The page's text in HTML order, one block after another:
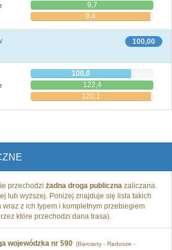
9,7
9,4
100,00
100,0
122,4
120,1
przechodzi żadna droga publiczna zaliczana
lub wyższej. Poniżej znajduje się lista takich
wraz z ich typem i kompletnym przebiegiem
które przechodzi dana trasa).
wojewódzka nr 590 (Barciany - Radosze -